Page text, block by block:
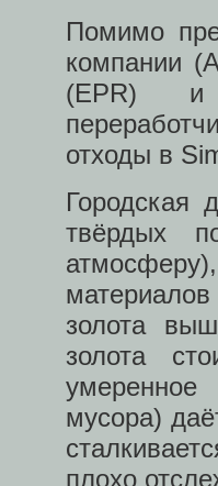
Помимо
компании
(EPR) и
отходы в
Городская
твёрдых
золота
золота
умеренное
мусора)
плохо